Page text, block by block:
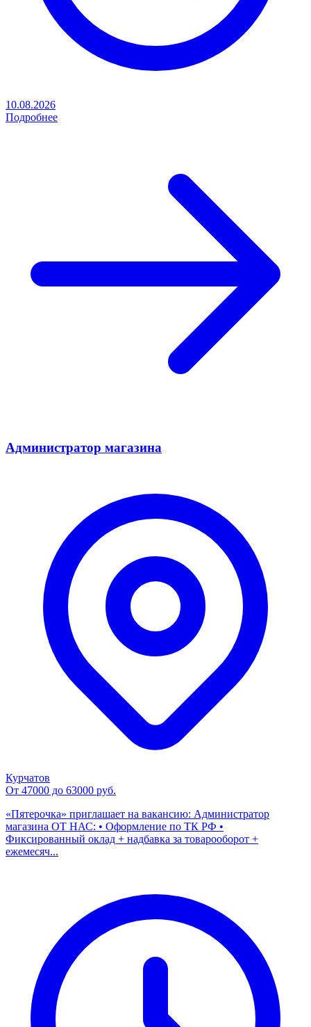
10.08.2026
Подробнее
Администратор магазина
Курчатов
От 47000 до 63000 руб.
«Пятерочка» приглашает на вакансию: Администратор
магазина ОТ НАС: • Оформление по ТК РФ •
Фиксированный оклад + надбавка за товарооборот +
ежемесяч...